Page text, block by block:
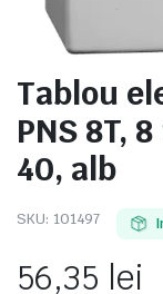
Tablou
PNS 8T,
40, alb
SKU: 101497
56,35 lei